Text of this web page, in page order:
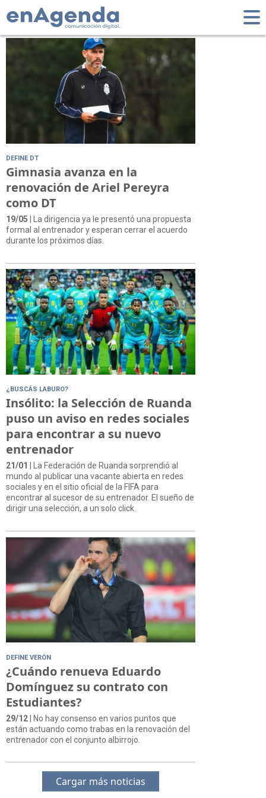
Tag: Entrenador
DEFINE DT
Gimnasia avanza en la
renovación de Ariel Pereyra
como DT
19/05 | La dirigencia ya le presentó una propuesta
formal al entrenador y esperan cerrar el acuerdo
durante los próximos días.
¿BUSCÁS LABURO?
Insólito: la Selección de Ruanda
puso un aviso en redes sociales
para encontrar a su nuevo
entrenador
21/01
| La Federación de Ruanda sorprendió al
mundo al publicar una vacante abierta en redes
sociales y en el sitio oficial de la FIFA para
encontrar al sucesor de su entrenador. El sueño de
dirigir una selección, a un solo click.
DEFINE VERÓN
¿Cuándo renueva Eduardo
Domínguez su contrato con
Estudiantes?
29/12| No hay consenso en varios puntos que
están actuando como trabas en la renovación del
entrenador con el conjunto albirrojo.
Cargar más noticias